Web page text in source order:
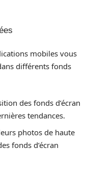
mobiles vous
différents fonds
des fonds d’écran
tendances.
photos de haute
fonds d’écran